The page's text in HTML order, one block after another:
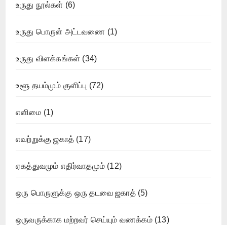
உருது நூல்கள் (6)
உருது பொருள் அட்டவணை (1)
உருது விளக்கங்கள் (34)
உளூ தயம்மும் குளிப்பு (72)
எளிமை (1)
எவற்றுக்கு ஜகாத் (17)
ஏகத்துவமும் எதிர்வாதமும் (12)
ஒரு பொருளுக்கு ஒரு தடவை ஜகாத்(5)
ஒருவருக்காக மற்றவர் செய்யும் வணக்கம்(13)